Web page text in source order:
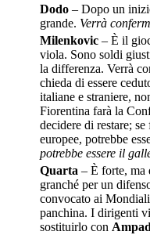
Dodo – Dopo un
grande. Verrà
Milenkovic – È il
viola. Sono soldi
la differenza. Verrà
chieda di essere
italiane e straniere,
Fiorentina farà la
decidere di restare;
europee, potrebbe
potrebbe essere il
Quarta – È forte, ma
granché per un
convocato ai
panchina. I dirigenti
sostituirlo con